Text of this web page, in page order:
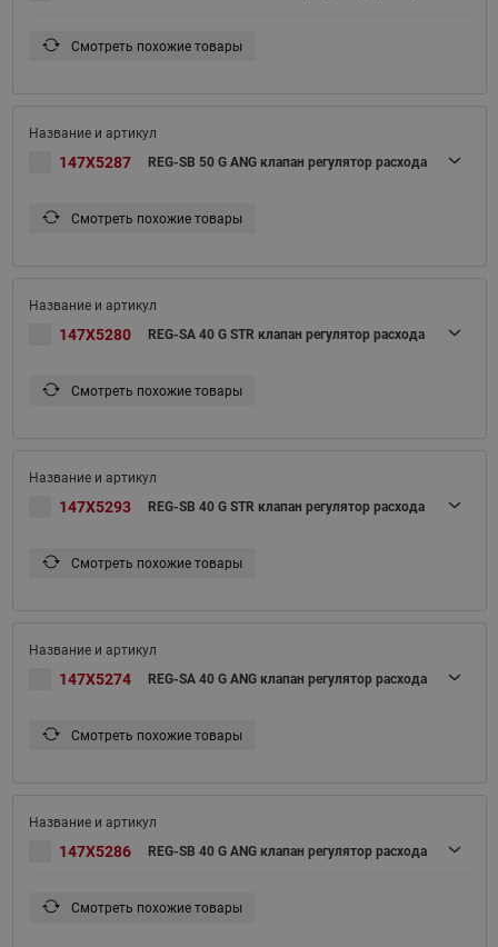
Смотреть похожие товары
147X5287 REG-SB 50 G ANG клапан регулятор расхода
Смотреть похожие товары
147X5280 REG-SA 40 G STR клапан регулятор расхода
Смотреть похожие товары
147X5293 REG-SB 40 G STR клапан регулятор расхода
Смотреть похожие товары
147X5274 REG-SA 40 G ANG клапан регулятор расхода
Смотреть похожие товары
147X5286 REG-SB 40 G ANG клапан регулятор расхода
Смотреть похожие товары